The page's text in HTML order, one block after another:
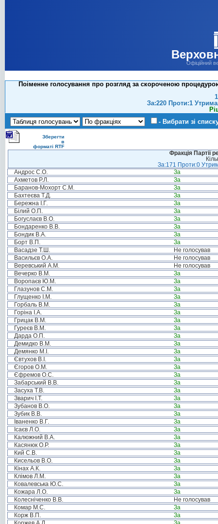
Офіційний
Поіменне голосування про розгляд за скороченою
За:220 Проти:1
- Вибрати зі
Зберегти
в
форматі RTF
Фракція Партії
За:171 Проти:0
Андрос С.О.
За
Ахметов Р.Л.
За
Баранов-Мохорт С.М.
За
Бахтеєва Т.Д.
За
Бережна І.Г.
За
Білий О.П.
За
Богуслаєв В.О.
За
Бондаренко В.В.
За
Бондик В.А.
За
Борт В.П.
За
Васадзе Т.Ш.
Не голосував
Васильєв О.А.
Не голосував
Веревський А.М.
Не голосував
Вечерко В.М.
За
Воропаєв Ю.М.
За
Глазунов С.М.
За
Глущенко І.М.
За
Горбаль В.М.
За
Горіна І.А.
За
Грицак В.М.
За
Гуреєв В.М.
За
Дарда О.П.
За
Демидко В.М.
За
Демянко М.І.
За
Євтухов В.І.
За
Єгоров О.М.
За
Єфремов О.С.
За
Забарський В.В.
За
Засуха Т.В.
За
Зварич І.Т.
За
Зубанов В.О.
За
Зубик В.В.
За
Іваненко В.Г.
За
Ісаєв Л.О.
За
Калюжний В.А.
За
Касянюк О.Р.
За
Кий С.В.
За
Кисельов В.О.
За
Кінах А.К.
За
Клімов Л.М.
За
Ковалевська Ю.С.
За
Кожара Л.О.
За
Колесніченко В.В.
Не голосував
Комар М.С.
За
Корж В.П.
За